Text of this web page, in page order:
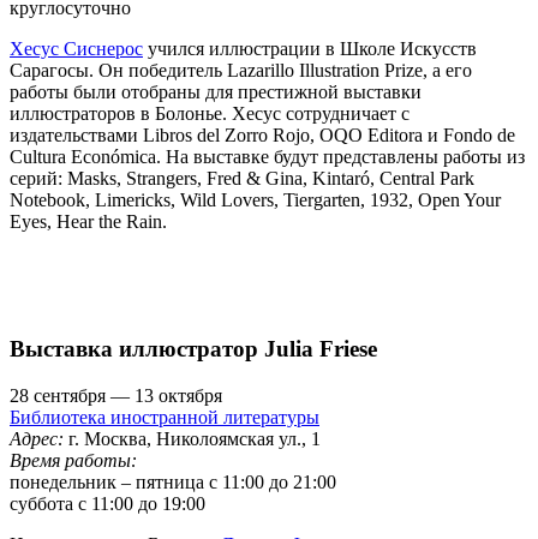
круглосуточно
Хесус Сиснерос учился иллюстрации в Школе Искусств
Сарагосы. Он победитель Lazarillo Illustration Prize, а его
работы были отобраны для престижной выставки
иллюстраторов в Болонье. Хесус сотрудничает с
издательствами Libros del Zorro Rojo, OQO Editora и Fondo de
Cultura Económica. На выставке будут представлены работы из
серий: Masks, Strangers, Fred & Gina, Kintaró, Central Park
Notebook, Limericks, Wild Lovers, Tiergarten, 1932, Open Your
Eyes, Hear the Rain.
Выставка иллюстратор Julia Friese
28 сентября — 13 октября
Библиотека иностранной литературы
Адрес: г. Москва, Николоямская ул., 1
Время работы:
понедельник – пятница с 11:00 до 21:00
суббота с 11:00 до 19:00